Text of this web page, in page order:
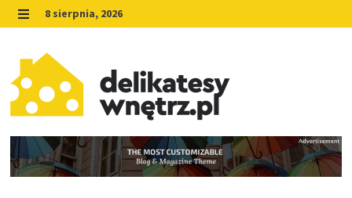
Skip
to
content
MENU
8 sierpnia, 2026